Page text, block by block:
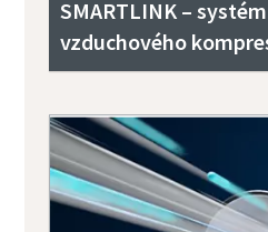
SMARTLINK –
vzduchového